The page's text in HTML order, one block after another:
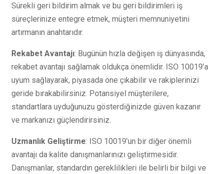
Sürekli geri bildirim almak ve bu geri bildirimleri iş
süreçlerinize entegre etmek, müşteri memnuniyetini
artırmanın anahtarıdır.
Rekabet Avantajı: Bugünün hızla değişen iş dünyasında,
rekabet avantajı sağlamak oldukça önemlidir. ISO 10019’a
uyum sağlayarak, piyasada öne çıkabilir ve rakiplerinizi
geride bırakabilirsiniz. Potansiyel müşterilere,
standartlara uyduğunuzu gösterdiğinizde güven kazanır
ve markanızı güçlendirirsiniz.
Uzmanlık Geliştirme: ISO 10019’un bir diğer önemli
avantajı da kalite danışmanlarınızı geliştirmesidir.
Danışmanlar, standardın gereklilikleri ile belirli bir bilgi ve